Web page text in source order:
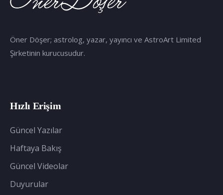
Öner Döşer; astrolog, yazar, yayıncı ve AstroArt Limited
Şirketinin kurucusudur.
Hızlı Erişim
Güncel Yazılar
Haftaya Bakış
Güncel Videolar
Duyurular